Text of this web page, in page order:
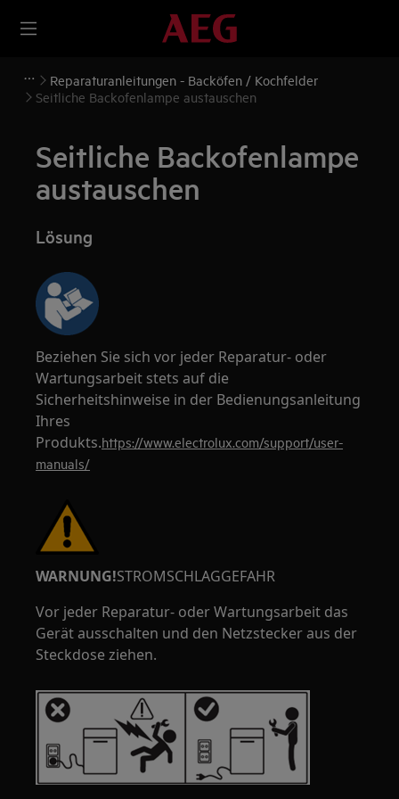
Reparaturanleitungen - Backöfen / Kochfelder
Seitliche Backofenlampe austauschen
Seitliche Backofenlampe
austauschen
Lösung
Beziehen Sie sich vor jeder Reparatur- oder
Wartungsarbeit stets auf die
Sicherheitshinweise in der Bedienungsanleitung
Ihres
Produkts.https://www.electrolux.com/support/user-
manuals/
WARNUNG!STROMSCHLAGGEFAHR
Vor jeder Reparatur- oder Wartungsarbeit das
Gerät ausschalten und den Netzstecker aus der
Steckdose ziehen.